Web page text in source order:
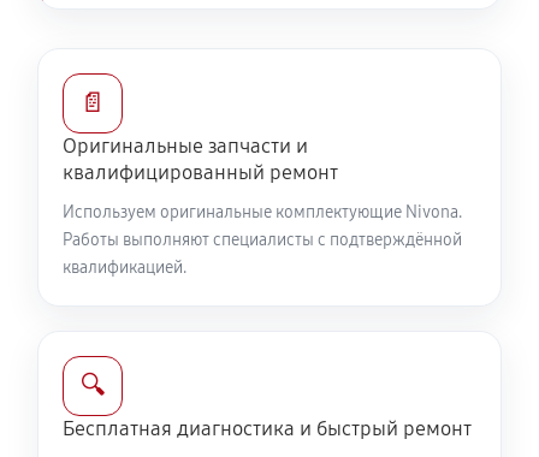
📄
Оригинальные запчасти и
квалифицированный ремонт
Используем оригинальные комплектующие Nivona.
Работы выполняют специалисты с подтверждённой
квалификацией.
🔍
Бесплатная диагностика и быстрый ремонт